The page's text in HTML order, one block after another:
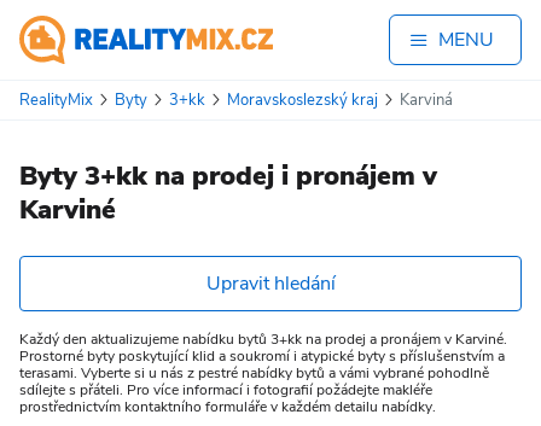
MENU
RealityMix Byty 3+kk Moravskoslezský kraj Karviná
Byty 3+kk na prodej i pronájem v
Karviné
Upravit hledání
Každý den aktualizujeme nabídku bytů 3+kk na prodej a pronájem v Karviné.
Prostorné byty poskytující klid a soukromí i atypické byty s příslušenstvím a
terasami. Vyberte si u nás z pestré nabídky bytů a vámi vybrané pohodlně
sdílejte s přáteli. Pro více informací i fotografií požádejte makléře
prostřednictvím kontaktního formuláře v každém detailu nabídky.